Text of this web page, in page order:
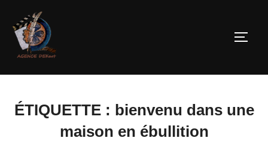
ÉTIQUETTE : bienvenu dans une
maison en ébullition